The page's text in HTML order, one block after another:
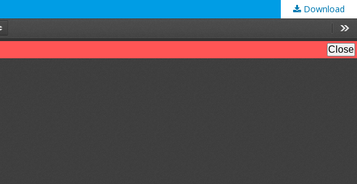
Download